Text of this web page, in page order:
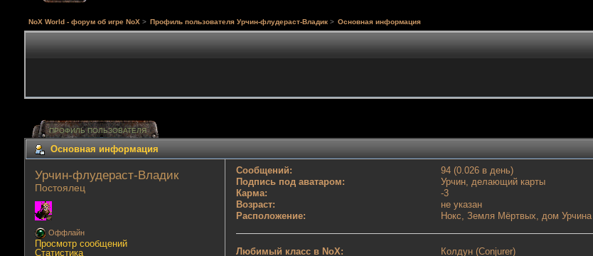
NoX World - форум об игре NoX > Профиль пользователя Урчин-флудераст-Владик > Основная информация
ПРОФИЛЬ ПОЛЬЗОВАТЕЛЯ
Основная информация
Урчин-флудераст-Владик
Постоялец
Оффлайн
Просмотр сообщений
Статистика
Сообщений:
94 (0.026 в день)
Подпись под аватаром:
Урчин, делающий карты
Карма:
-3
Возраст:
не указан
Расположение:
Нокс, Земля Мёртвых, дом Урчина
Любимый класс в NoX: Колдун (Conjurer)